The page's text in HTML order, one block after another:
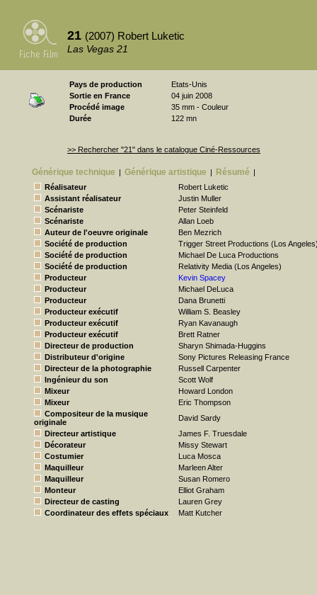
21 (2007) Robert Luketic
Las Vegas 21
Pays de production
Etats-Unis
Sortie en France
04 juin 2008
Procédé image
35 mm - Couleur
Durée
122 mn
>> Rechercher "21" dans le catalogue Ciné-Ressources
Générique technique | Générique artistique | Résumé |
Réalisateur
Robert Luketic
Assistant réalisateur
Justin Muller
Scénariste
Peter Steinfeld
Scénariste
Allan Loeb
Auteur de l'oeuvre originale
Ben Mezrich
Société de production
Trigger Street Productions (Los
Société de production
Michael De Luca Productions
Société de production
Relativity Media (Los Angeles)
Producteur
Kevin Spacey
Producteur
Michael DeLuca
Producteur
Dana Brunetti
Producteur exécutif
William S. Beasley
Producteur exécutif
Ryan Kavanaugh
Producteur exécutif
Brett Ratner
Directeur de production
Sharyn Shimada-Huggins
Distributeur d'origine
Sony Pictures Releasing France
Directeur de la photographie
Russell Carpenter
Ingénieur du son
Scott Wolf
Mixeur
Howard London
Mixeur
Eric Thompson
Compositeur de la musique
originale
David Sardy
Directeur artistique
James F. Truesdale
Décorateur
Missy Stewart
Costumier
Luca Mosca
Maquilleur
Marleen Alter
Maquilleur
Susan Romero
Monteur
Elliot Graham
Directeur de casting
Lauren Grey
Coordinateur des effets spéciaux
Matt Kutcher